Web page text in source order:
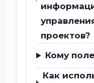
проектов?
Кому
Как